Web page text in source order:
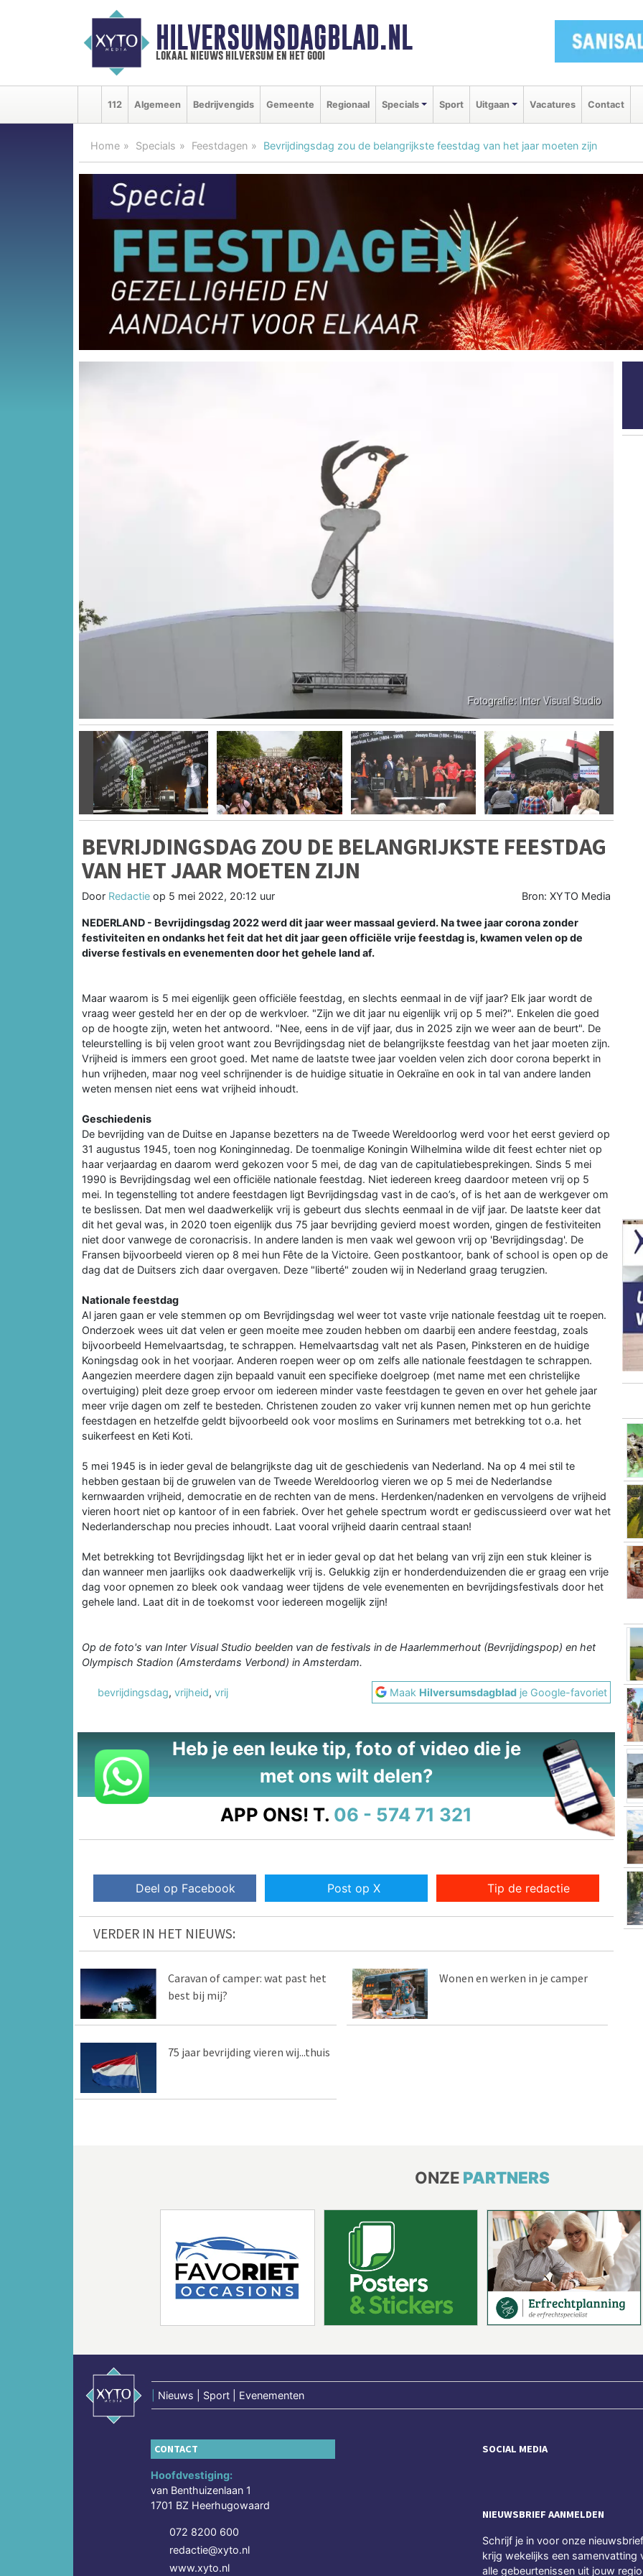
HILVERSUMSDAGBLAD.NL
lokaal nieuws hilversum en het gooi
112 Algemeen Bedrijvengids Gemeente Regionaal Specials Sport Uitgaan Vacatures Contact
Home Specials Feestdagen Bevrijdingsdag zou de belangrijkste feestdag van het jaar moeten zijn
Vorige
BEVRIJDINGSDAG ZOU DE BELANGRIJKSTE FEESTDAG
VAN HET JAAR MOETEN ZIJN
Door Redactie op 5 mei 2022, 20:12 uur Bron: XYTO Media
NEDERLAND - Bevrijdingsdag 2022 werd dit jaar weer massaal gevierd. Na twee jaar corona zonder
festiviteiten en ondanks het feit dat het dit jaar geen officiële vrije feestdag is, kwamen velen op de
diverse festivals en evenementen door het gehele land af.
Maar waarom is 5 mei eigenlijk geen officiële feestdag, en slechts eenmaal in de vijf jaar? Elk jaar wordt de
vraag weer gesteld her en der op de werkvloer. "Zijn we dit jaar nu eigenlijk vrij op 5 mei?". Enkelen die goed
op de hoogte zijn, weten het antwoord. "Nee, eens in de vijf jaar, dus in 2025 zijn we weer aan de beurt". De
teleurstelling is bij velen groot want zou Bevrijdingsdag niet de belangrijkste feestdag van het jaar moeten zijn.
Vrijheid is immers een groot goed. Met name de laatste twee jaar voelden velen zich door corona beperkt in
hun vrijheden, maar nog veel schrijnender is de huidige situatie in Oekraïne en ook in tal van andere landen
weten mensen niet eens wat vrijheid inhoudt.
Geschiedenis
De bevrijding van de Duitse en Japanse bezetters na de Tweede Wereldoorlog werd voor het eerst gevierd op
31 augustus 1945, toen nog Koninginnedag. De toenmalige Koningin Wilhelmina wilde dit feest echter niet op
haar verjaardag en daarom werd gekozen voor 5 mei, de dag van de capitulatiebesprekingen. Sinds 5 mei
1990 is Bevrijdingsdag wel een officiële nationale feestdag. Niet iedereen kreeg daardoor meteen vrij op 5
mei. In tegenstelling tot andere feestdagen ligt Bevrijdingsdag vast in de cao’s, of is het aan de werkgever om
te beslissen. Dat men wel daadwerkelijk vrij is gebeurt dus slechts eenmaal in de vijf jaar. De laatste keer dat
dit het geval was, in 2020 toen eigenlijk dus 75 jaar bevrijding gevierd moest worden, gingen de festiviteiten
niet door vanwege de coronacrisis. In andere landen is men vaak wel gewoon vrij op 'Bevrijdingsdag'. De
Fransen bijvoorbeeld vieren op 8 mei hun Fête de la Victoire. Geen postkantoor, bank of school is open op de
dag dat de Duitsers zich daar overgaven. Deze "liberté" zouden wij in Nederland graag terugzien.
Nationale feestdag
Al jaren gaan er vele stemmen op om Bevrijdingsdag wel weer tot vaste vrije nationale feestdag uit te roepen.
Onderzoek wees uit dat velen er geen moeite mee zouden hebben om daarbij een andere feestdag, zoals
bijvoorbeeld Hemelvaartsdag, te schrappen. Hemelvaartsdag valt net als Pasen, Pinksteren en de huidige
Koningsdag ook in het voorjaar. Anderen roepen weer op om zelfs alle nationale feestdagen te schrappen.
Aangezien meerdere dagen zijn bepaald vanuit een specifieke doelgroep (met name met een christelijke
overtuiging) pleit deze groep ervoor om iedereen minder vaste feestdagen te geven en over het gehele jaar
meer vrije dagen om zelf te besteden. Christenen zouden zo vaker vrij kunnen nemen met op hun gerichte
feestdagen en hetzelfde geldt bijvoorbeeld ook voor moslims en Surinamers met betrekking tot o.a. het
suikerfeest en Keti Koti.
5 mei 1945 is in ieder geval de belangrijkste dag uit de geschiedenis van Nederland. Na op 4 mei stil te
hebben gestaan bij de gruwelen van de Tweede Wereldoorlog vieren we op 5 mei de Nederlandse
kernwaarden vrijheid, democratie en de rechten van de mens. Herdenken/nadenken en vervolgens de vrijheid
vieren hoort niet op kantoor of in een fabriek. Over het gehele spectrum wordt er gediscussieerd over wat het
Nederlanderschap nou precies inhoudt. Laat vooral vrijheid daarin centraal staan!
Met betrekking tot Bevrijdingsdag lijkt het er in ieder geval op dat het belang van vrij zijn een stuk kleiner is
dan wanneer men jaarlijks ook daadwerkelijk vrij is. Gelukkig zijn er honderdenduizenden die er graag een vrije
dag voor opnemen zo bleek ook vandaag weer tijdens de vele evenementen en bevrijdingsfestivals door het
gehele land. Laat dit in de toekomst voor iedereen mogelijk zijn!
Op de foto's van Inter Visual Studio beelden van de festivals in de Haarlemmerhout (Bevrijdingspop) en het
Olympisch Stadion (Amsterdams Verbond) in Amsterdam.
bevrijdingsdag, vrijheid, vrij Maak Hilversumsdagblad je Google-favoriet
Heb je een leuke tip, foto of video die je
met ons wilt delen?
APP ONS! T. 06 - 574 71 321
Deel op Facebook Post op X Tip de redactie
VERDER IN HET NIEUWS:
Caravan of camper: wat past het
best bij mij?
Wonen en werken in je camper
75 jaar bevrijding vieren wij...thuis
ONZE PARTNERS
Nieuws | Sport | Evenementen
CONTACT
Hoofdvestiging:
van Benthuizenlaan 1
1701 BZ Heerhugowaard
072 8200 600
redactie@xyto.nl
www.xyto.nl
SOCIAL MEDIA
NIEUWSBRIEF AANMELDEN
Schrijf je in voor onze
krijg wekelijks een samenvatting
alle gebeurtenissen uit jouw